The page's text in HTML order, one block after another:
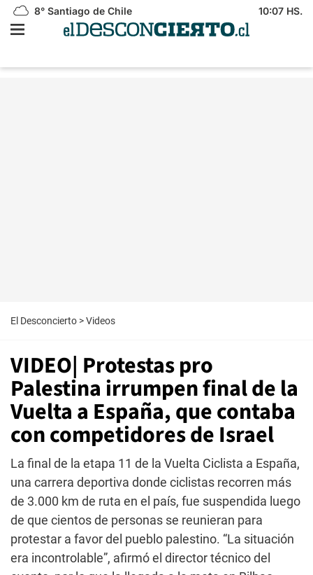
8° Santiago de Chile 10:07 HS.
El Desconcierto >Videos
VIDEO| Protestas pro
Palestina irrumpen final de la
Vuelta a España, que contaba
con competidores de Israel
La final de la etapa 11 de la Vuelta Ciclista a España,
una carrera deportiva donde ciclistas recorren más
de 3.000 km de ruta en el país, fue suspendida luego
de que cientos de personas se reunieran para
protestar a favor del pueblo palestino. “La situación
era incontrolable”, afirmó el director técnico del